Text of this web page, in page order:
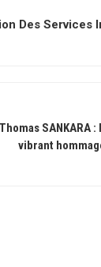
Des Services
SANKARA
vibrant